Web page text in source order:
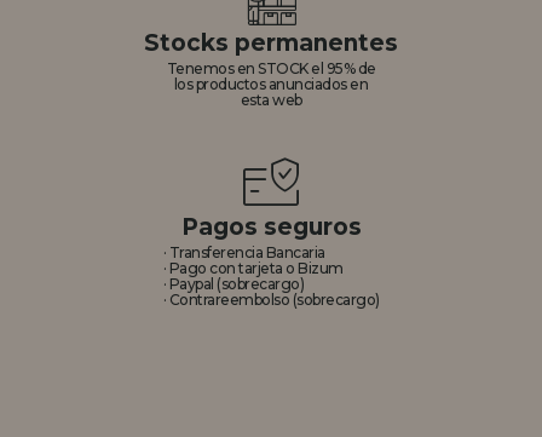
Stocks permanentes
Tenemos en STOCK el 95% de
los productos anunciados en
esta web
Pagos seguros
· Transferencia Bancaria
· Pago con tarjeta o Bizum
· Paypal (sobrecargo)
· Contrareembolso (sobrecargo)